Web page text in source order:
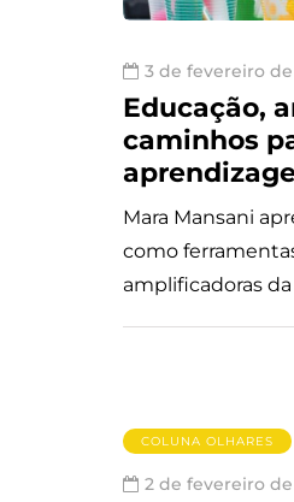
3 de fevereiro de
Educação,
caminhos
Mara Mansani
como
amplificadoras
COLUNA OLHARES
2 de fevereiro de